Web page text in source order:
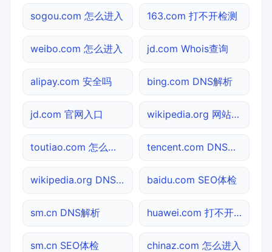
sogou.com 怎么进入 163.com 打不开检测
weibo.com 怎么进入 jd.com Whois查询
alipay.com 安全吗 bing.com DNS解析
jd.com 官网入口 wikipedia.org 网站状态
toutiao.com 怎么进入 tencent.com DNS解析
wikipedia.org DNS解析 baidu.com SEO体检
sm.cn DNS解析 huawei.com 打不开检测
sm.cn SEO体检 chinaz.com 怎么进入